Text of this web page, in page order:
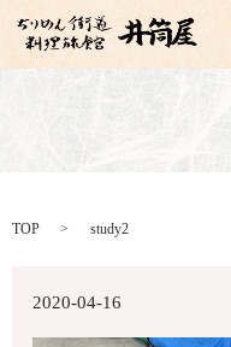
TOP study2
2020-04-16